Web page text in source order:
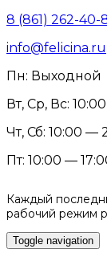
8 (861) 262-40-
info@felicina.ru
Пн: Выходной
Вт, Ср, Вс:
Чт, Сб: 10:00 —
Пт: 10:00 —
Каждый
рабочий режим
Toggle navigation